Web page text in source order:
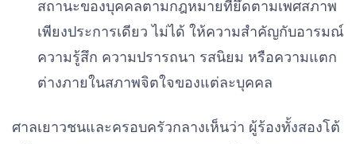
สถานะของบุคคลตามกฎหมายที่ยึดตามเพศสภาพ
เพียงประการเดียว ไม่ได้ ให้ความสําคัญกับอารมณ์
ความรู้สึก ความปรารถนา รสนิยม หรือความแตก
ต่างภายในสภาพจิตใจของแต่ละบุคคล
ศาลเยาวชนและครอบครัวกลางเห็นว่า ผู้ร้องทั้งสองโต้